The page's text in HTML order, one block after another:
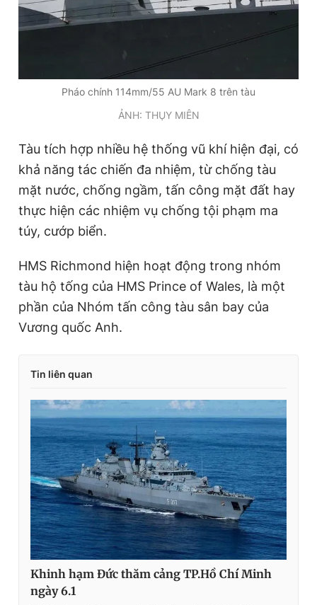
Pháo chính 114mm/55 AU Mark 8 trên tàu
ẢNH: THỤY MIÊN
Tàu tích hợp nhiều hệ thống vũ khí hiện đại, có
khả năng tác chiến đa nhiệm, từ chống tàu
mặt nước, chống ngầm, tấn công mặt đất hay
thực hiện các nhiệm vụ chống tội phạm ma
túy, cướp biển.
HMS Richmond hiện hoạt động trong nhóm
tàu hộ tống của HMS Prince of Wales, là một
phần của Nhóm tấn công tàu sân bay của
Vương quốc Anh.
Tin liên quan
Khinh hạm Đức thăm cảng TP.Hồ Chí Minh
ngày 6.1